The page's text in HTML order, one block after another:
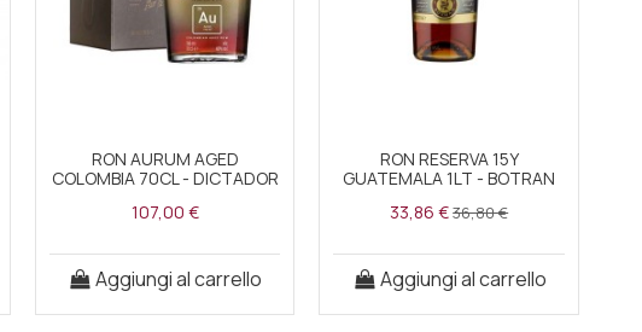
RON AURUM AGED
COLOMBIA 70CL - DICTADOR
107,00 €
Aggiungi al carrello
RON RESERVA 15Y
GUATEMALA 1LT - BOTRAN
33,86 €36,80 €
Aggiungi al carrello